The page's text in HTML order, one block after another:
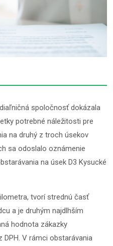
spoločnosť dokázala
potrebné náležitosti pre
na druhý z troch úsekov
sa odoslalo oznámenie
na úsek D3 Kysucké
tvorí strednú časť
a je druhým najdlhším
hodnota zákazky
DPH. V rámci obstarávania